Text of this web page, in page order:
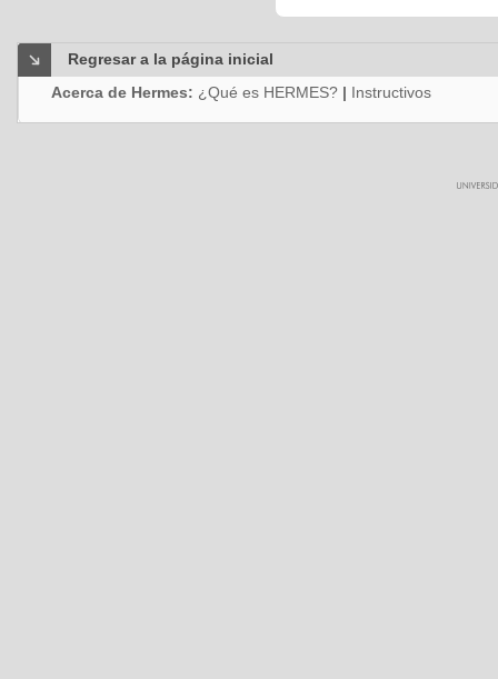
Regresar a la página inicial
Acerca de Hermes: ¿Qué es HERMES? | Instructivos